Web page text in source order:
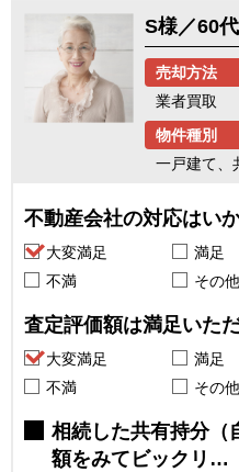
S様／60
売却方法
業者買取
物件種別
一戸建て、
不動産会社の対応はい
大変満足 満足
不満
その他
査定評価額は満足いた
大変満足 満足
不満
その他
相続した共有持分（
額をみてビックリ…